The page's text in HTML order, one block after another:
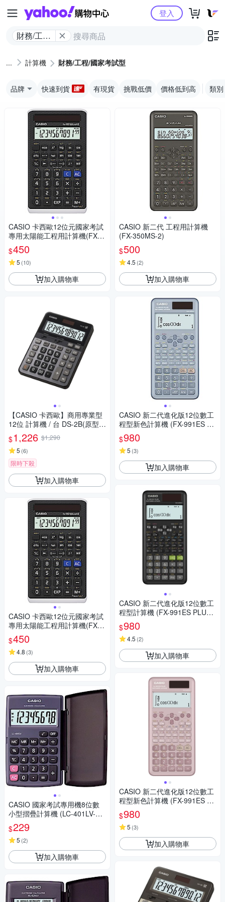
Yahoo購物中心
財務/工程/
型
登入
計算機 財務/工程/國家考試型
品牌 快速到貨 有現貨 挑戰低價 價格低到高 類別
CASIO 卡西歐12位元國家考試
專用太陽能工程用計算機(FX-8
2SOLARII)
$450
5 (10)
加入購物車
【CASIO 卡西歐】商用專業型
12位 計算機 / 台 DS-2B(原型號
DS-2TS)
$1,226 $1,290
5 (6)
限時下殺
加入購物車
CASIO 卡西歐12位元國家考試
專用太陽能工程用計算機(FX-8
2SOLARII)
$450
4.8 (3)
加入購物車
CASIO 國家考試專用機8位數
小型摺疊計算機 (LC-401LV-B
K)
$229
5 (2)
加入購物車
CASIO 新二代 工程用計算機
(FX-350MS-2)
$500
4.5 (2)
加入購物車
CASIO 新二代進化版12位數工
程型新色計算機 (FX-991ES PL
US-2-BU)藍色
$980
5 (3)
加入購物車
CASIO 新二代進化版12位數工
程型計算機 (FX-991ES PLUS-
2)
$980
4.5 (2)
加入購物車
CASIO 新二代進化版12位數工
程型新色計算機 (FX-991ES PL
US-2-PK)莫蘭迪藕粉紅色
$980
5 (3)
加入購物車